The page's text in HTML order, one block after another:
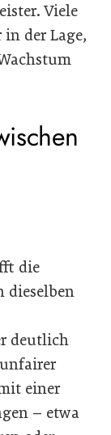
Viele
der Lage,
die
dieselben
deutlich
einer
– etwa